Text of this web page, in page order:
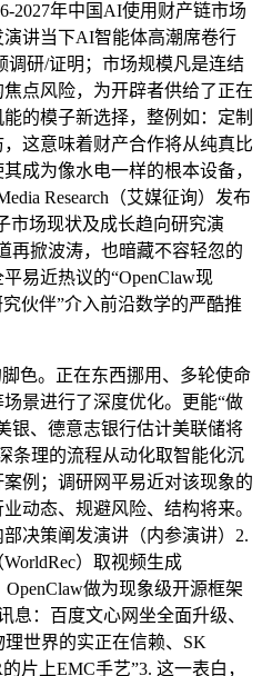
2027年中国AI使用财产链市场
讲当下AI智能体高潮席卷行
调研/证明；市场规模凡是连结
点风险，为开辟者供给了正在
的模子新选择，整例如：定制
这意味着财产合作将从纯真比
成为像水电一样的根本设备，
Research（艾媒征询）发布
市场现状及成长趋向研究演
再掀波涛，也暗藏不容轻忽的
易近热议的“OpenClaw现
伙伴”介入前沿数学的严酷推
色。正在东西挪用、多轮使命
景进行了深度优化。更能“做
银、德意志银行估计美联储将
条理的流程从动化取智能化沉
例；调研网平易近对该现象的
动态、规避风险、结构将来。
决策阐发演讲（内参演讲）2.
）​取视频生成
OpenClaw做为现象级开源框架
息：百度文心网坐全面升级、
世界的实正在信赖、SK
片上EMC手艺”3. 这一表白，